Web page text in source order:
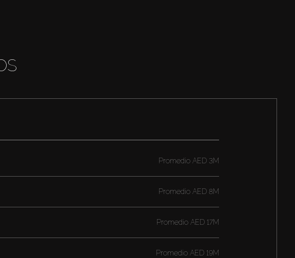
PromedioAED 3M
PromedioAED 8M
PromedioAED 17M
PromedioAED 19M